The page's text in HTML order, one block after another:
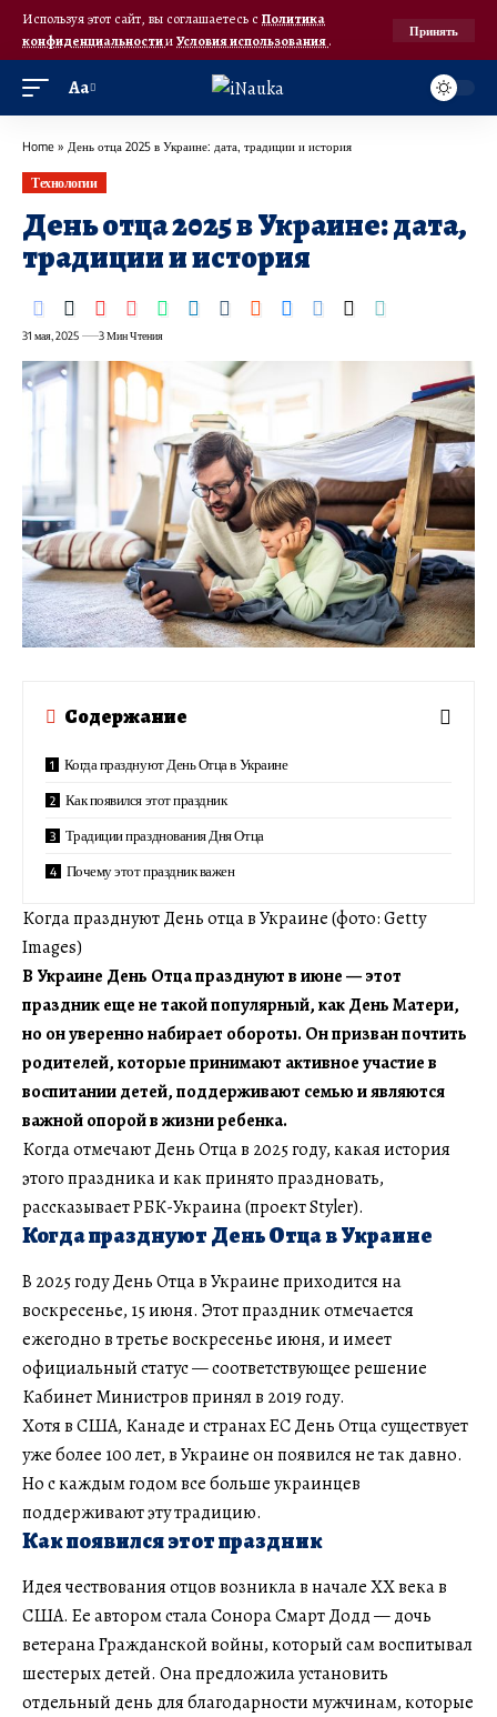
Используя этот сайт, вы соглашаетесь с Политика
конфиденциальностииУсловия использования.
Принять
Аа
Home » День отца 2025 в Украине: дата, традиции и история
Технологии
День отца 2025 в Украине: дата,
традиции и история
31 мая, 2025 3 Мин Чтения
Содержание
Когда празднуют День Отца в Украине
Как появился этот праздник
Традиции празднования Дня Отца
Почему этот праздник важен
Когда празднуют День отца в Украине (фото: Getty
Images)
В Украине День Отца празднуют в июне — этот
праздник еще не такой популярный, как День Матери,
но он уверенно набирает обороты. Он призван почтить
родителей, которые принимают активное участие в
воспитании детей, поддерживают семью и являются
важной опорой в жизни ребенка.
Когда отмечают День Отца в 2025 году, какая история
этого праздника и как принято праздновать,
рассказывает РБК-Украина (проект Styler).
Когда празднуют День Отца в Украине
В 2025 году День Отца в Украине приходится на
воскресенье, 15 июня. Этот праздник отмечается
ежегодно в третье воскресенье июня, и имеет
официальный статус — соответствующее решение
Кабинет Министров принял в 2019 году.
Хотя в США, Канаде и странах ЕС День Отца существует
уже более 100 лет, в Украине он появился не так давно.
Но с каждым годом все больше украинцев
поддерживают эту традицию.
Как появился этот праздник
Идея чествования отцов возникла в начале XX века в
США. Ее автором стала Сонора Смарт Додд — дочь
ветерана Гражданской войны, который сам воспитывал
шестерых детей. Она предложила установить
отдельный день для благодарности мужчинам, которые